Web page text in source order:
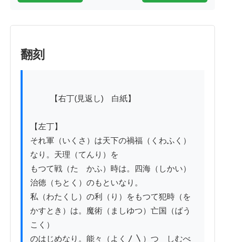
翻刻
【左丁】
それ軍（いくさ）は天下の禍福（くわふく）
なり。天理（てんり）を
もつて戦（たゝかふ）時は。四海（しかい）
治徳（ちとく）のもといなり。
私（わたくし）の利（り）をもつて犯時（を
かすとき）は。魔術（ましゆつ）亡国（ばう
こく）
のはじめなり。能々（よく〳〵）つゝしむべ